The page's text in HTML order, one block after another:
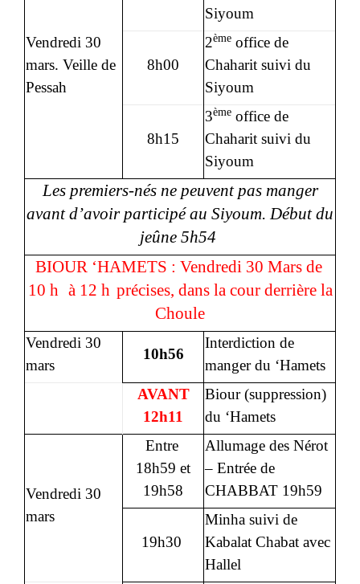
Vendredi 30
mars. Veille de
Pessah
Siyoum
8h00
2ème office de
Chaharit suivi du
Siyoum
8h15
3ème office de
Chaharit suivi du
Siyoum
Les premiers-nés ne peuvent pas manger
avant d’avoir participé au Siyoum. Début du
jeûne 5h54
BIOUR ‘HAMETS : Vendredi 30 Mars de
10 h à 12 h précises, dans la cour derrière la
Choule
Vendredi 30
mars
10h56
Interdiction de
manger du ‘Hamets
AVANT
12h11
Biour (suppression)
du ‘Hamets
Vendredi 30
mars
Entre
18h59 et
19h58
Allumage des Nérot
– Entrée de
CHABBAT 19h59
19h30
Minha suivi de
Kabalat Chabat avec
Hallel